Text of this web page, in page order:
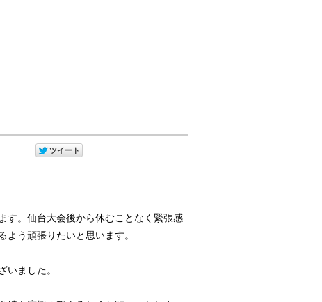
す。仙台大会後から休むことなく緊張感
う頑張りたいと思います。
いました。